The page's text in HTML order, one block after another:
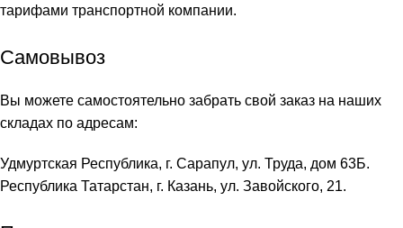
тарифами транспортной компании.
Самовывоз
Вы можете самостоятельно забрать свой заказ на наших
складах по адресам:
Удмуртская Республика, г. Сарапул, ул. Труда, дом 63Б.
Республика Татарстан, г. Казань, ул. Завойского, 21.